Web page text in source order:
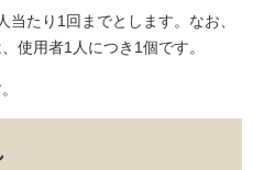
たり1回までとします。なお、
使用者1人につき1個です。